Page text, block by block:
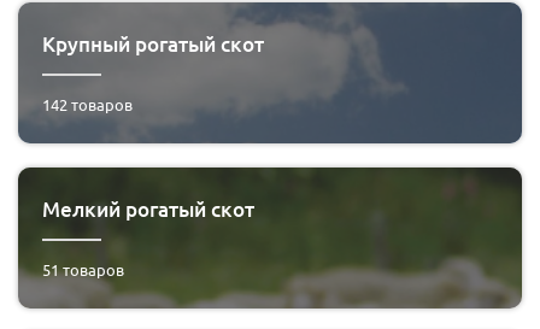
Крупный рогатый скот
142 товаров
Мелкий рогатый скот
51товаров